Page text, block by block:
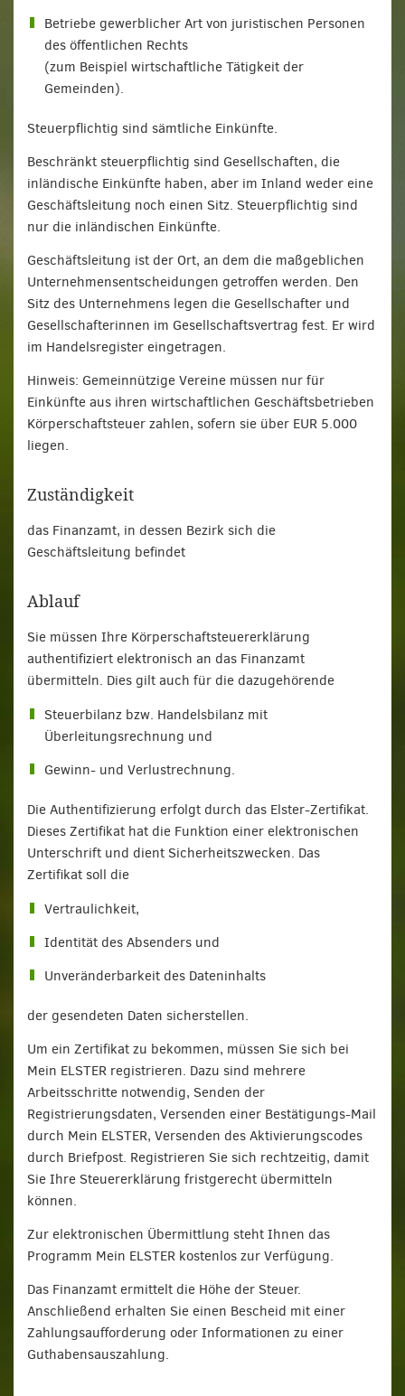
Betriebe gewerblicher Art von juristischen Personen
des öffentlichen Rechts
(zum Beispiel wirtschaftliche Tätigkeit der
Gemeinden).
Steuerpflichtig sind sämtliche Einkünfte.
Beschränkt steuerpflichtig sind Gesellschaften, die
inländische Einkünfte haben, aber im Inland weder eine
Geschäftsleitung noch einen Sitz. Steuerpflichtig sind
nur die inländischen Einkünfte.
Geschäftsleitung ist der Ort, an dem die maßgeblichen
Unternehmensentscheidungen getroffen werden. Den
Sitz des Unternehmens legen die Gesellschafter und
Gesellschafterinnen im Gesellschaftsvertrag fest. Er wird
im Handelsregister eingetragen.
Hinweis: Gemeinnützige Vereine müssen nur für
Einkünfte aus ihren wirtschaftlichen Geschäftsbetrieben
Körperschaftsteuer zahlen, sofern sie über EUR 5.000
liegen.
Zuständigkeit
das Finanzamt, in dessen Bezirk sich die
Geschäftsleitung befindet
Ablauf
Sie müssen Ihre Körperschaftsteuererklärung
authentifiziert elektronisch an das Finanzamt
übermitteln. Dies gilt auch für die dazugehörende
Steuerbilanz bzw. Handelsbilanz mit
Überleitungsrechnung und
Gewinn- und Verlustrechnung.
Die Authentifizierung erfolgt durch das Elster-Zertifikat.
Dieses Zertifikat hat die Funktion einer elektronischen
Unterschrift und dient Sicherheitszwecken. Das
Zertifikat soll die
Vertraulichkeit,
Identität des Absenders und
Unveränderbarkeit des Dateninhalts
der gesendeten Daten sicherstellen.
Um ein Zertifikat zu bekommen, müssen Sie sich bei
Mein ELSTER registrieren. Dazu sind mehrere
Arbeitsschritte notwendig, Senden der
Registrierungsdaten, Versenden einer Bestätigungs-Mail
durch Mein ELSTER, Versenden des Aktivierungscodes
durch Briefpost. Registrieren Sie sich rechtzeitig, damit
Sie Ihre Steuererklärung fristgerecht übermitteln
können.
Zur elektronischen Übermittlung steht Ihnen das
Programm Mein ELSTER kostenlos zur Verfügung.
Das Finanzamt ermittelt die Höhe der Steuer.
Anschließend erhalten Sie einen Bescheid mit einer
Zahlungsaufforderung oder Informationen zu einer
Guthabensauszahlung.